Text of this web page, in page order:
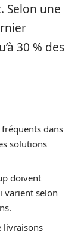
Selon une
30 % des
dans
solutions
doivent
varient selon
livraisons